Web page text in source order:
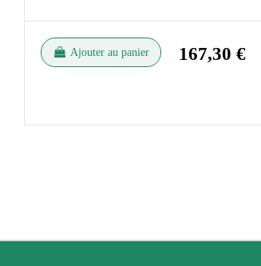
Ajouter au panier 167,30 €